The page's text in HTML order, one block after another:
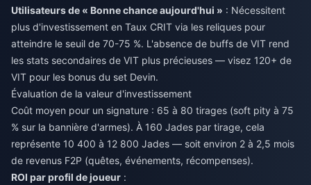
Utilisateurs de « Bonne chance aujourd'hui » : Nécessitent
plus d'investissement en Taux CRIT via les reliques pour
atteindre le seuil de 70-75 %. L'absence de buffs de VIT rend
les stats secondaires de VIT plus précieuses — visez 120+ de
VIT pour les bonus du set Devin.
Évaluation de la valeur d'investissement
Coût moyen pour un signature : 65 à 80 tirages (soft pity à 75
% sur la bannière d'armes). À 160 Jades par tirage, cela
représente 10 400 à 12 800 Jades — soit environ 2 à 2,5 mois
de revenus F2P (quêtes, événements, récompenses).
ROI par profil de joueur :